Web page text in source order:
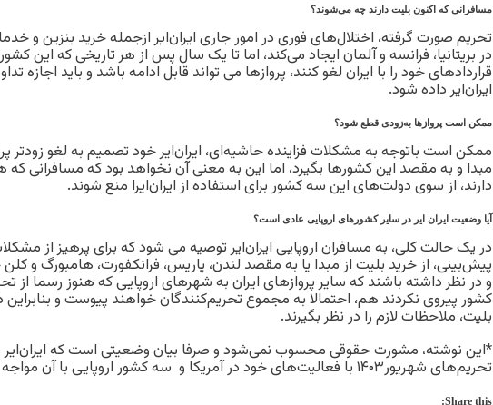
مسافرانی که اکنون بلیت دارند چه می‌شوند؟
تحریم صورت گرفته، اختلال‌های فوری در امور جاری ایران‌ایر ازجمله خرید بنزین و
در بریتانیا، فرانسه و آلمان ایجاد می‌کند، اما تا یک سال پس از هر تاریخی که این
قراردادهای خود را با ایران لغو کنند، پروازها می تواند قابل ادامه باشد و باید اجازه
ایران‌ایر داده شود.
ممکن است پروازها به‌زودی قطع شود؟
ممکن است با‌توجه به مشکلات فزاینده حاشیه‌ای، ایران‌ایر خود تصمیم به لغو زودتر
مبدا و به مقصد این کشورها بگیرد، اما این به معنی آن نخواهد بود که مسافرانی
دارند، از سوی دولت‌های این سه کشور برای استفاده از ایران‌ایرا منع شوند.
آیا وضعیت ایران ایر در سایر کشورهای اروپایی عادی است؟
در یک حالت کلی، به مسافران اروپایی ایران‌ایر توصیه می شود که برای پرهیز از
پیش‌بینی، از خرید بلیت از مبدا یا به مقصد لندن، پاریس، فرانکفورت، هامبورگ و
و در نظر داشته باشند که سایر پروازهای ایران به شهرهای اروپایی که هنوز رسما از
کشور پیروی نکردند هم، احتمالا به مجموع تحریم‌کنندگان خواهند پیوست و بنابراین
بلیت، ملاحظات لازم را در نظر بگیرند.
*این نوشته، مشورت حقوقی محسوب نمی‌شود و صرفا بیان وضعیتی است که ایران‌ایر
تحریم‌های شهریور۱۴۰۳ با فعالیت‌های خود در آمریکا و سه کشور اروپایی با آن مواجه است.
Share this: